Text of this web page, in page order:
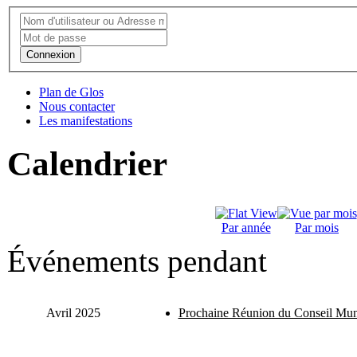
Connexion
Plan de Glos
Nous contacter
Les manifestations
Calendrier
Par année Par mois
Événements pendant
Avril 2025 Prochaine Réunion du Conseil